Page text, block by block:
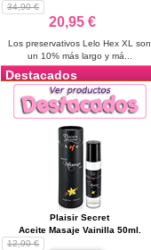
34,90 €
20,95 €
Los preservativos Lelo Hex XL son
un 10% más largo y má...
Destacados
Plaisir Secret
Aceite Masaje Vainilla 50ml.
12,90 €